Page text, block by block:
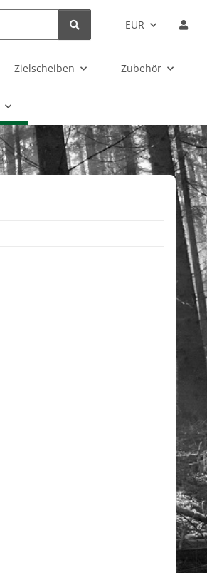
EUR
Zielscheiben Zubehör